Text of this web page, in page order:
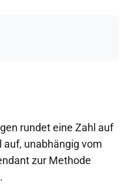
rundet eine Zahl auf
unabhängig vom
zur Methode